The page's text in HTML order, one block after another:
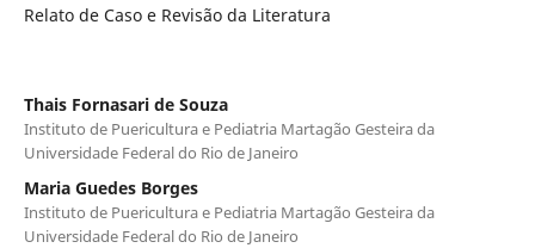
Relato de Caso e Revisão da Literatura
Thais Fornasari de Souza
Instituto de Puericultura e Pediatria Martagão Gesteira da
Universidade Federal do Rio de Janeiro
Maria Guedes Borges
Instituto de Puericultura e Pediatria Martagão Gesteira da
Universidade Federal do Rio de Janeiro